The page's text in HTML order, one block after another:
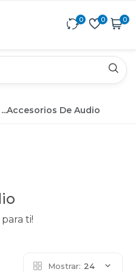
0 0 0
...Accesorios De Audio
ti!
Mostrar: 24